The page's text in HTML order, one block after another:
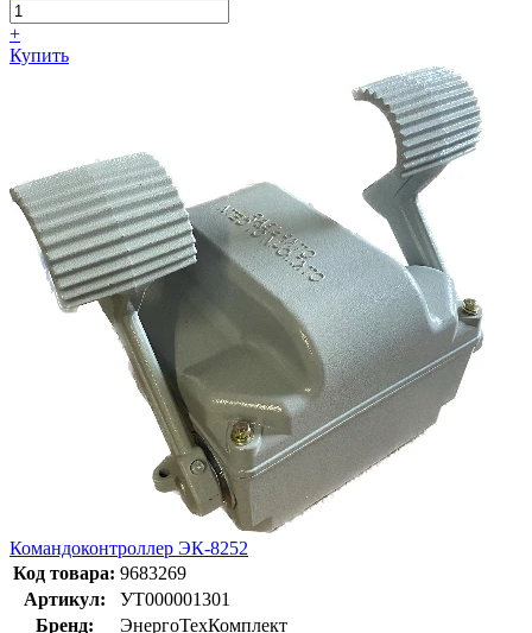
+
Купить
Командоконтроллер ЭК-8252
Код товара: 9683269
Артикул:
УТ000001301
Бренд:
ЭнергоТехКомплект